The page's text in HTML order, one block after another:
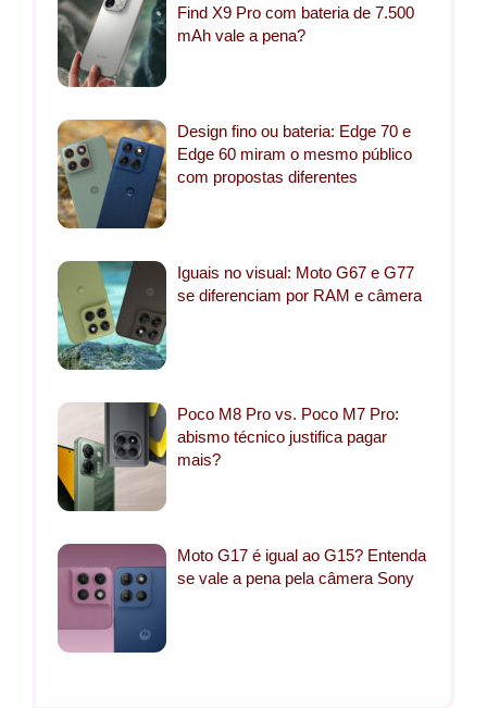
Find X9 Pro com bateria de 7.500
mAh vale a pena?
Design fino ou bateria: Edge 70 e
Edge 60 miram o mesmo público
com propostas diferentes
Iguais no visual: Moto G67 e G77
se diferenciam por RAM e câmera
Poco M8 Pro vs. Poco M7 Pro:
abismo técnico justifica pagar
mais?
Moto G17 é igual ao G15? Entenda
se vale a pena pela câmera Sony